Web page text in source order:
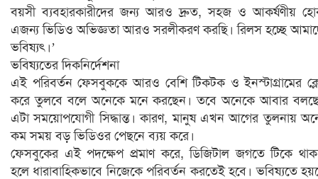
বয়সী ব্যবহারকারীদের জন্য আরও দ্রুত, সহজ ও আকর্ষণীয়
এজন্য ভিডিও অভিজ্ঞতা আরও সরলীকরণ করছি। রিলস হচ্ছে
ভবিষ্যৎ।’
ভবিষ্যতের দিকনির্দেশনা
এই পরিবর্তন ফেসবুককে আরও বেশি টিকটক ও ইনস্টাগ্রামের
করে তুলবে বলে অনেকে মনে করছেন। তবে অনেকে আবার
এটা সময়োপযোগী সিদ্ধান্ত। কারণ, মানুষ এখন আগের তুলনায়
কম সময় বড় ভিডিওর পেছনে ব্যয় করে।
ফেসবুকের এই পদক্ষেপ প্রমাণ করে, ডিজিটাল জগতে টিকে
হলে ধারাবাহিকভাবে নিজেকে পরিবর্তন করতেই হবে। ভবিষ্যতে